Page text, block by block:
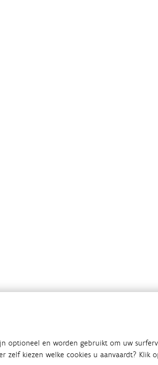
optioneel en worden gebruikt om uw
kiezen welke cookies u aanvaardt? Klik